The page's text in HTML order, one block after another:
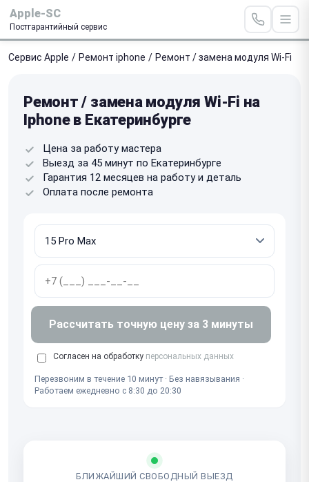
Apple-SC
Постгарантийный сервис
Сервис Apple / Ремонт iphone / Ремонт / замена модуля Wi-Fi
Ремонт / замена модуля Wi-Fi на
Iphone в Екатеринбурге
Цена за работу мастера
Выезд за 45 минут по Екатеринбурге
Гарантия 12 месяцев на работу и деталь
Оплата после ремонта
Рассчитать точную цену за 3 минуты
Согласен на обработку персональных данных
Перезвоним в течение 10 минут · Без навязывания ·
Работаем ежедневно с 8:30 до 20:30
БЛИЖАЙШИЙ СВОБОДНЫЙ ВЫЕЗД